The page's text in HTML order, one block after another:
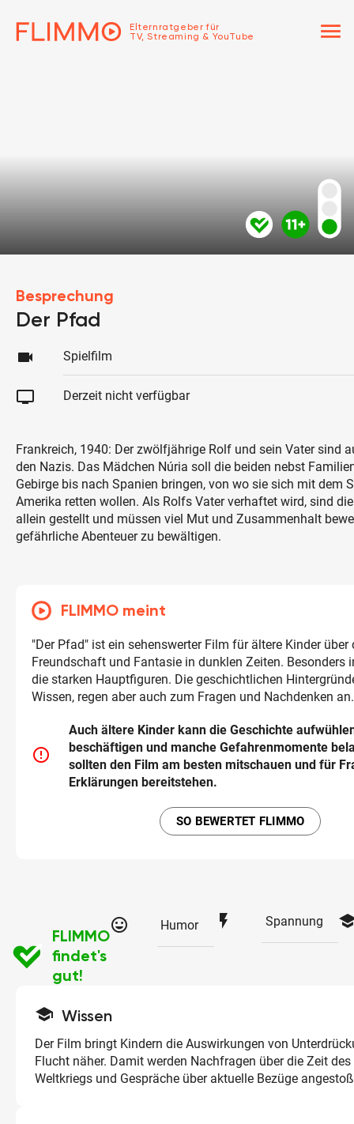
Elternratgeber für
TV, Streaming & YouTube
menu
Besprechung
Der Pfad
videocam Spielfilm
tv Derzeit nicht verfügbar
Frankreich, 1940: Der zwölfjährige Rolf und sein Vater sind
den Nazis. Das Mädchen Núria soll die beiden nebst
Gebirge bis nach Spanien bringen, von wo sie sich mit dem
Amerika retten wollen. Als Rolfs Vater verhaftet wird, sind
allein gestellt und müssen viel Mut und Zusammenhalt
gefährliche Abenteuer zu bewältigen.
FLIMMO meint
"Der Pfad" ist ein sehenswerter Film für ältere Kinder über
Freundschaft und Fantasie in dunklen Zeiten. Besonders
die starken Hauptfiguren. Die geschichtlichen
Wissen, regen aber auch zum Fragen und Nachdenken an.
error_outline
Auch ältere Kinder kann die Geschichte
beschäftigen und manche Gefahrenmomente
sollten den Film am besten mitschauen und für
Erklärungen bereitstehen.
SO BEWERTET FLIMMO
FLIMMO
findet's
gut!
tag_faces Humor flash_on Spannung
school Wissen
Der Film bringt Kindern die Auswirkungen von
Flucht näher. Damit werden Nachfragen über die Zeit
Weltkriegs und Gespräche über aktuelle Bezüge